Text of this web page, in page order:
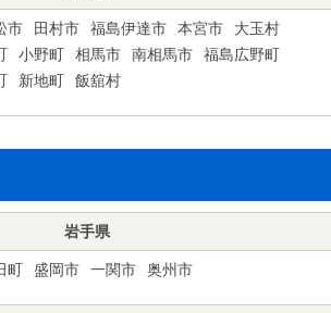
市 田村市 福島伊達市 本宮市
大玉村
小野町 相馬市 南相馬市
福島広野町
新地町 飯舘村
岩手県
町 盛岡市 一関市 奥州市